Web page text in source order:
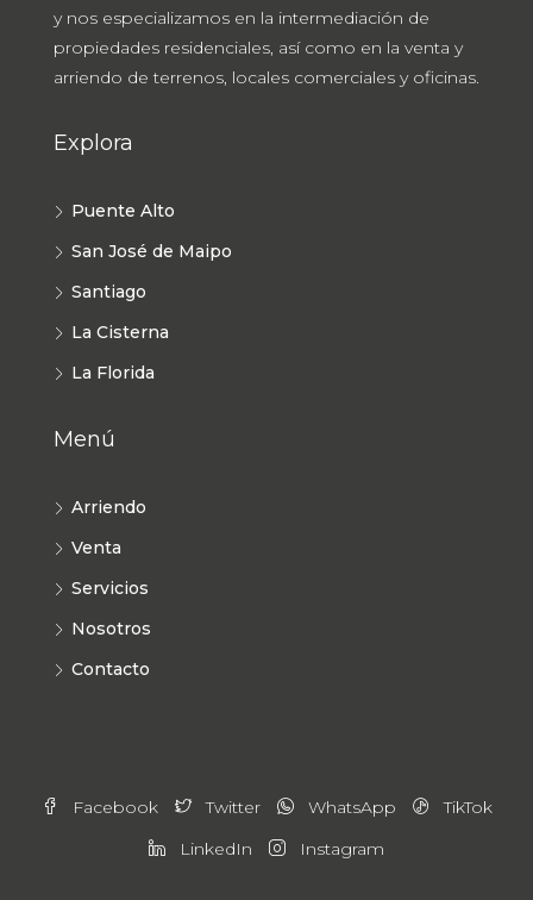
y nos especializamos en la intermediación de
propiedades residenciales, así como en la venta y
arriendo de terrenos, locales comerciales y oficinas.
Explora
Puente Alto
San José de Maipo
Santiago
La Cisterna
La Florida
Menú
Arriendo
Venta
Servicios
Nosotros
Contacto
Facebook Twitter WhatsApp
TikTok
LinkedIn
Instagram